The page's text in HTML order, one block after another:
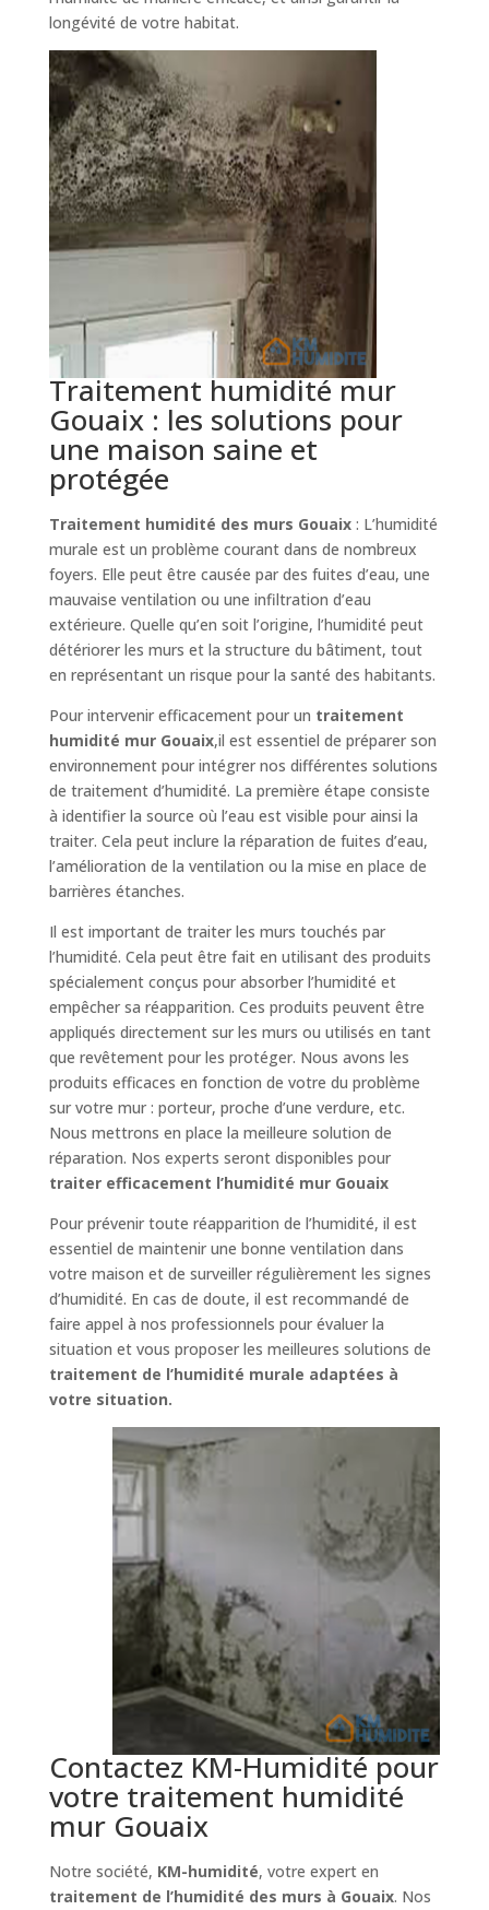
longévité de votre habitat.
Traitement humidité mur
Gouaix : les solutions pour
une maison saine et
protégée
Traitement humidité des murs Gouaix: L’humidité
murale est un problème courant dans de nombreux
foyers. Elle peut être causée par des fuites d’eau, une
mauvaise ventilation ou une infiltration d’eau
extérieure. Quelle qu’en soit l’origine, l’humidité peut
détériorer les murs et la structure du bâtiment, tout
en représentant un risque pour la santé des habitants.
Pour intervenir efficacement pour un traitement
humidité mur Gouaix,il est essentiel de préparer son
environnement pour intégrer nos différentes solutions
de traitement d’humidité. La première étape consiste
à identifier la source où l’eau est visible pour ainsi la
traiter. Cela peut inclure la réparation de fuites d’eau,
l’amélioration de la ventilation ou la mise en place de
barrières étanches.
Il est important de traiter les murs touchés par
l’humidité. Cela peut être fait en utilisant des produits
spécialement conçus pour absorber l’humidité et
empêcher sa réapparition. Ces produits peuvent être
appliqués directement sur les murs ou utilisés en tant
que revêtement pour les protéger. Nous avons les
produits efficaces en fonction de votre du problème
sur votre mur : porteur, proche d’une verdure, etc.
Nous mettrons en place la meilleure solution de
réparation. Nos experts seront disponibles pour
traiter efficacement l’humidité mur Gouaix
Pour prévenir toute réapparition de l’humidité, il est
essentiel de maintenir une bonne ventilation dans
votre maison et de surveiller régulièrement les signes
d’humidité. En cas de doute, il est recommandé de
faire appel à nos professionnels pour évaluer la
situation et vous proposer les meilleures solutions de
traitement de l’humidité murale adaptées à
votre situation.
Contactez KM-Humidité pour
votre traitement humidité
mur Gouaix
Notre société, KM-humidité, votre expert en
traitement de l’humidité des murs à Gouaix. Nos